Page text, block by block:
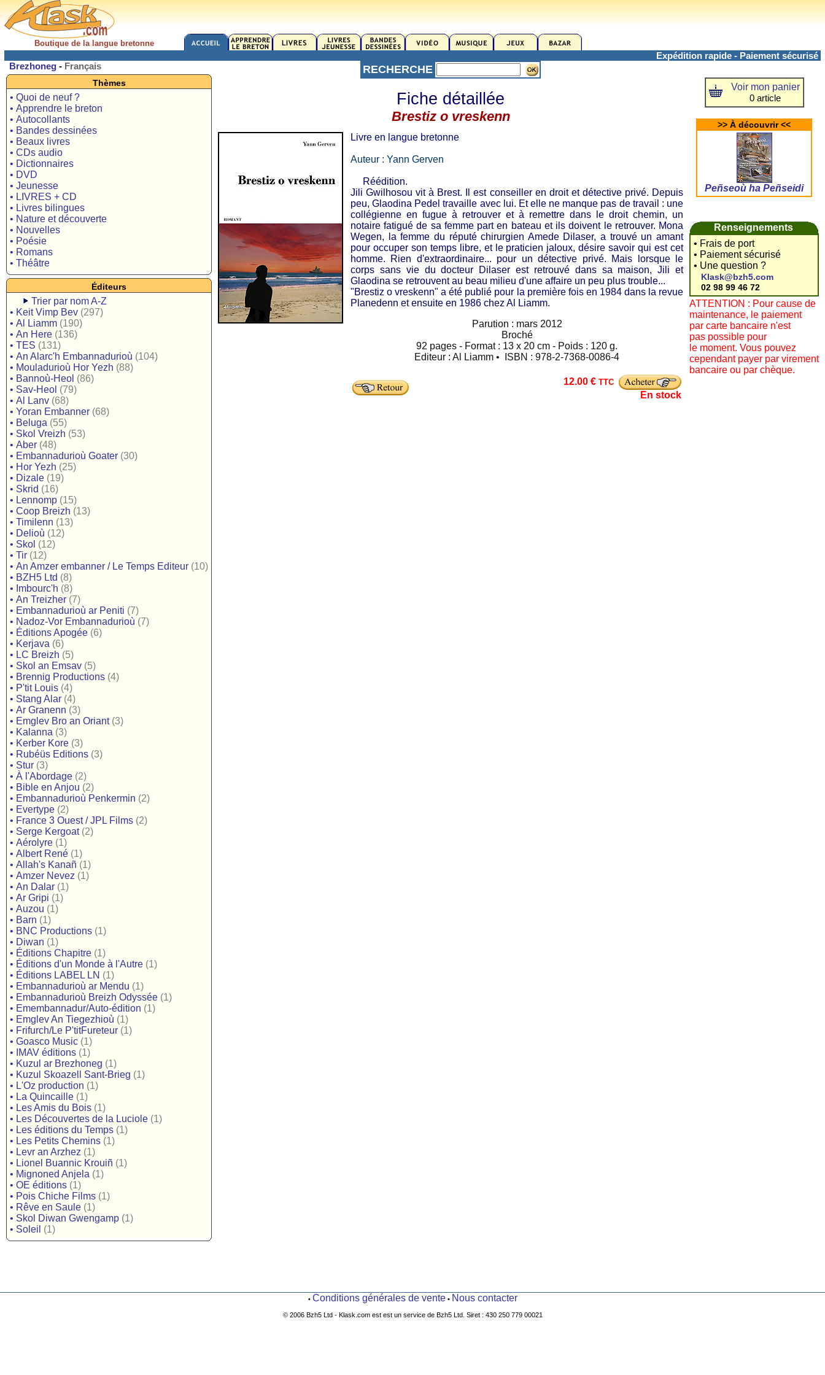
Boutique de la langue bretonne
Expédition rapide - Paiement sécurisé
Brezhoneg - Français
Thèmes
• Quoi de neuf ?
• Apprendre le breton
• Autocollants
• Bandes dessinées
• Beaux livres
• CDs audio
• Dictionnaires
• DVD
• Jeunesse
• LIVRES + CD
• Livres bilingues
• Nature et découverte
• Nouvelles
• Poésie
• Romans
• Théâtre
Éditeurs
Trier par nom A-Z
• Keit Vimp Bev (297)
• Al Liamm (190)
• An Here (136)
• TES (131)
• An Alarc'h Embannadurioù (104)
• Mouladurioù Hor Yezh (88)
• Bannoù-Heol (86)
• Sav-Heol (79)
• Al Lanv (68)
• Yoran Embanner (68)
• Beluga (55)
• Skol Vreizh (53)
• Aber (48)
• Embannadurioù Goater (30)
• Hor Yezh (25)
• Dizale (19)
• Skrid (16)
• Lennomp (15)
• Coop Breizh (13)
• Timilenn (13)
• Delioù (12)
• Skol (12)
• Tir (12)
• An Amzer embanner / Le Temps Editeur (10)
• BZH5 Ltd (8)
• Imbourc'h (8)
• An Treizher (7)
• Embannadurioù ar Peniti (7)
• Nadoz-Vor Embannadurioù (7)
• Éditions Apogée (6)
• Kerjava (6)
• LC Breizh (5)
• Skol an Emsav (5)
• Brennig Productions (4)
• P'tit Louis (4)
• Stang Alar (4)
• Ar Granenn (3)
• Emglev Bro an Oriant (3)
• Kalanna (3)
• Kerber Kore (3)
• Rubéüs Editions (3)
• Stur (3)
• À l'Abordage (2)
• Bible en Anjou (2)
• Embannadurioù Penkermin (2)
• Evertype (2)
• France 3 Ouest / JPL Films (2)
• Serge Kergoat (2)
• Aérolyre (1)
• Albert René (1)
• Allah's Kanañ (1)
• Amzer Nevez (1)
• An Dalar (1)
• Ar Gripi (1)
• Auzou (1)
• Barn (1)
• BNC Productions (1)
• Diwan (1)
• Éditions Chapitre (1)
• Éditions d'un Monde à l'Autre (1)
• Éditions LABEL LN (1)
• Embannadurioù ar Mendu (1)
• Embannadurioù Breizh Odyssée (1)
• Emembannadur/Auto-édition (1)
• Emglev An Tiegezhioù (1)
• Frifurch/Le P'titFureteur (1)
• Goasco Music (1)
•
IMAV éditions (1)
• Kuzul ar Brezhoneg (1)
• Kuzul Skoazell Sant-Brieg (1)
• L'Oz production (1)
• La Quincaille (1)
• Les Amis du Bois (1)
• Les Découvertes de la Luciole (1)
• Les éditions du Temps (1)
• Les Petits Chemins (1)
• Levr an Arzhez (1)
• Lionel Buannic Krouiñ (1)
• Mignoned Anjela (1)
• OE éditions (1)
• Pois Chiche Films (1)
• Rêve en Saule (1)
• Skol Diwan Gwengamp (1)
• Soleil (1)
RECHERCHE
Fiche détaillée
Brestiz o vreskenn
Livre en langue bretonne
Auteur : Yann Gerven
Réédition.
Jili Gwilhosou vit à Brest. Il est conseiller en droit et détective privé. Depuis
peu, Glaodina Pedel travaille avec lui. Et elle ne manque pas de travail : une
collégienne en fugue à retrouver et à remettre dans le droit chemin, un
notaire fatigué de sa femme part en bateau et ils doivent le retrouver. Mona
Wegen, la femme du réputé chirurgien Amede Dilaser, a trouvé un amant
pour occuper son temps libre, et le praticien jaloux, désire savoir qui est cet
homme. Rien d'extraordinaire... pour un détective privé. Mais lorsque le
corps sans vie du docteur Dilaser est retrouvé dans sa maison, Jili et
Glaodina se retrouvent au beau milieu d'une affaire un peu plus trouble...
"Brestiz o vreskenn" a été publié pour la première fois en 1984 dans la revue
Planedenn et ensuite en 1986 chez Al Liamm.
Parution : mars 2012
Broché
92 pages - Format : 13 x 20 cm - Poids : 120 g.
Editeur : Al Liamm • ISBN : 978-2-7368-0086-4
12.00 € TTC
En stock
Voir mon panier
0 article
>> À découvrir <<
Peñseoù ha Peñseidi
Renseignements
• Frais de port
• Paiement sécurisé
• Une question ?
Klask@bzh5.com
02 98 99 46 72
ATTENTION : Pour cause de
maintenance, le paiement
par carte bancaire n'est
pas possible pour
le moment. Vous pouvez
cependant payer par virement
bancaire ou par chèque.
• Conditions générales de vente• Nous contacter
© 2006 Bzh5 Ltd - Klask.com est est un service de Bzh5 Ltd. Siret : 430 250 779 00021